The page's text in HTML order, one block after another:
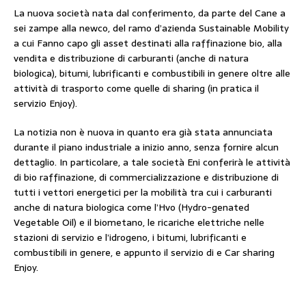
La nuova società nata dal conferimento, da parte del Cane a
sei zampe alla newco, del ramo d’azienda Sustainable Mobility
a cui Fanno capo gli asset destinati alla raffinazione bio, alla
vendita e distribuzione di carburanti (anche di natura
biologica), bitumi, lubrificanti e combustibili in genere oltre alle
attività di trasporto come quelle di sharing (in pratica il
servizio Enjoy).
La notizia non è nuova in quanto era già stata annunciata
durante il piano industriale a inizio anno, senza fornire alcun
dettaglio. In particolare, a tale società Eni conferirà le attività
di bio raffinazione, di commercializzazione e distribuzione di
tutti i vettori energetici per la mobilità tra cui i carburanti
anche di natura biologica come l’Hvo (Hydro-genated
Vegetable Oil) e il biometano, le ricariche elettriche nelle
stazioni di servizio e l’idrogeno, i bitumi, lubrificanti e
combustibili in genere, e appunto il servizio di e Car sharing
Enjoy.